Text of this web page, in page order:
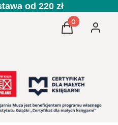
od 220 zł
Produkty w
Koszyk